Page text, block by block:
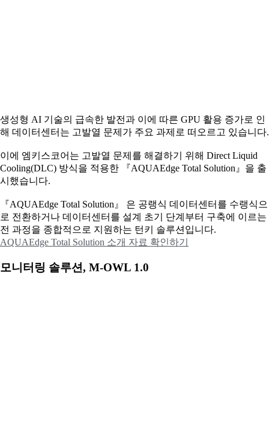
생성형 AI 기술의 급속한 발전과 이에 따른 GPU 활용 증가로 인
해 데이터센터는 고발열 문제가 주요 과제로 떠오르고 있습니다.
이에 엠키스코어는 고발열 문제를 해결하기 위해 Direct Liquid
Cooling(DLC) 방식을 적용한 『AQUAEdge Total Solution』을 출
시했습니다.
『AQUAEdge Total Solution』 은 공랭식 데이터센터를 수랭식으
로 전환하거나 데이터센터를 설계 초기 단계부터 구축에 이르는
전 과정을 종합적으로 지원하는 턴키 솔루션입니다.
AQUAEdge Total Solution 소개 자료 확인하기
모니터링 솔루션, M-OWL 1.0